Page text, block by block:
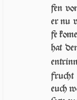
fen
er nu
fe
hat
euch